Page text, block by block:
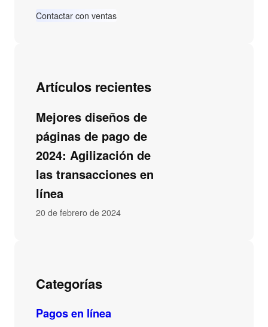
Contactar con ventas
Artículos recientes
Mejores diseños de
páginas de pago de
2024: Agilización de
las transacciones en
línea
20 de febrero de 2024
Categorías
Pagos en línea